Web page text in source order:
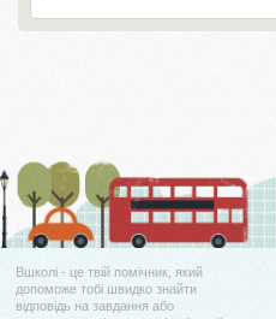
Вшколі - це твій помічник, який
допоможе тобі швидко знайти
відповідь на завдання або